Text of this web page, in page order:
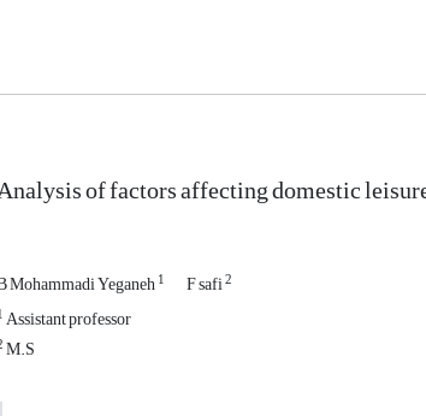
of factors affecting domestic
Mohammadi Yeganeh1 F safi2
Assistant professor
M.S